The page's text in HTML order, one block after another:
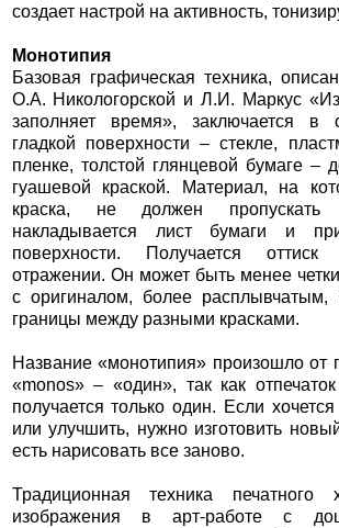
создает настрой на активность,
Монотипия
Базовая графическая техника,
О.А. Никологорской и Л.И. Маркус
заполняет время», заключается
гладкой поверхности – стекле,
пленке, толстой глянцевой бумаге –
гуашевой краской. Материал, на
краска, не должен пропускать
накладывается лист бумаги и
поверхности. Получается
отражении. Он может быть менее
с оригиналом, более расплывчатым,
границы между разными красками.
Название «монотипия» произошло от
«monos» – «один», так как
получается только один. Если
или улучшить, нужно изготовить
есть нарисовать все заново.
Традиционная техника печатного
изображения в арт-работе с